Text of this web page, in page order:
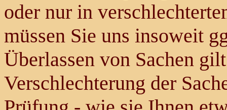
oder nur in
müssen Sie uns insoweit
Überlassen von Sachen
Verschlechterung der